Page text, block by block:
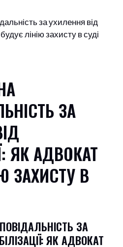
ЗА
ЯК АДВОКАТ
ЗАХИСТУ В
ЗА
ЯК АДВОКАТ